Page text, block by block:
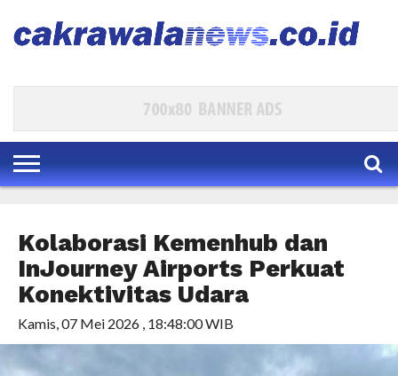
Kolaborasi Kemenhub dan
InJourney Airports Perkuat
Konektivitas Udara
Kamis, 07 Mei 2026 , 18:48:00 WIB